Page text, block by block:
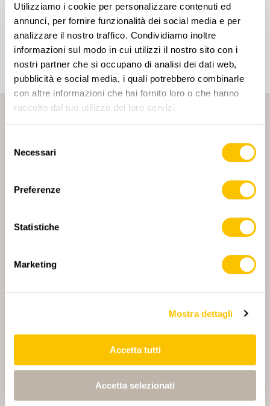
Utilizziamo i cookie per personalizzare contenuti ed
annunci, per fornire funzionalità dei social media e per
analizzare il nostro traffico. Condividiamo inoltre
informazioni sul modo in cui utilizzi il nostro sito con i
nostri partner che si occupano di analisi dei dati web,
pubblicità e social media, i quali potrebbero combinarle
con altre informazioni che hai fornito loro o che hanno
raccolto dal tuo utilizzo dei loro servizi.
delNecessari
Preferenze
Statistiche
Marketing
Mostra dettagli
Accetta tutti
Accetta selezionati
Cliccando su un tag, puoi aggiungerlo al tuo
account e ottenere contenuti personalizzati in base
ai tuoi interessi. I tag possono essere salvati solo in
un account.
PARTNER PRINCIPALE E PARTNER DI TRASPORTO
GESTORE